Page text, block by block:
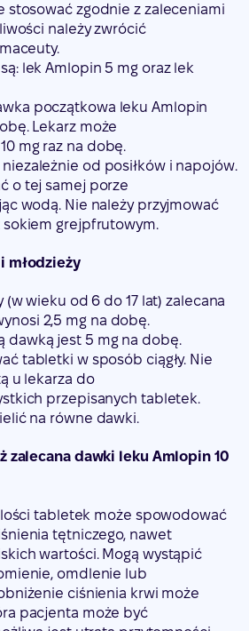
stosować zgodnie z zaleceniami
należy zwrócić
lek Amlopin 5 mg oraz lek
początkowa leku Amlopin
Lekarz może
mg raz na dobę.
od posiłków i napojów.
o tej samej porze
wodą. Nie należy przyjmować
sokiem grejpfrutowym.
młodzieży
(w wieku od 6 do 17 lat) zalecana
2,5 mg na dobę.
dawką jest 5 mg na dobę.
tabletki w sposób ciągły. Nie
u lekarza do
przepisanych tabletek.
na równe dawki.
zalecana dawki leku Amlopin 10
tabletek może spowodować
tętniczego, nawet
wartości. Mogą wystąpić
omdlenie lub
ciśnienia krwi może
pacjenta może być